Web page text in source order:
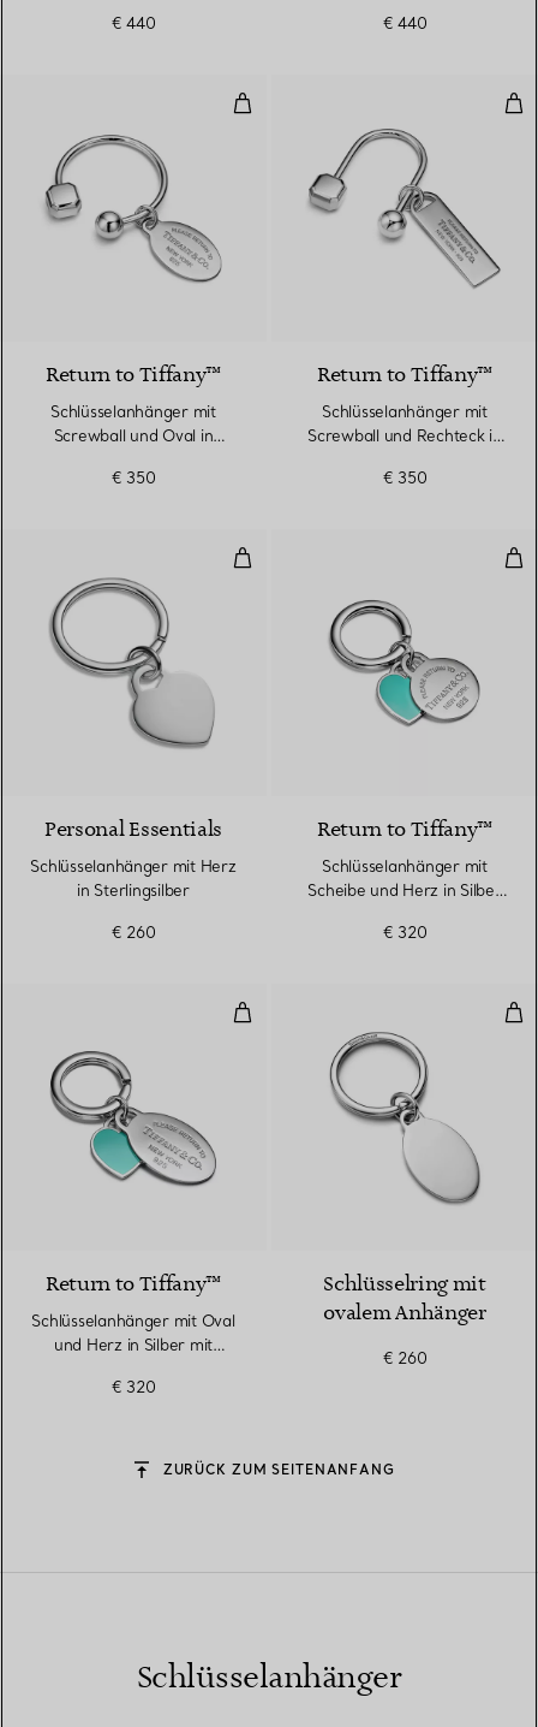
Messing
€ 440
Messing
€ 440
Schlüsselanhänger mit
Return to Tiffany™
Schlüsselanhänger mit
Screwball und Oval in
€ 350
Return to Tiffany™
Schlüsselanhänger mit
Screwball und Rechteck in
€ 350
Schlüsselanhänger mit Herz in
Personal Essentials
Schlüsselanhänger mit Herz
in Sterlingsilber
€ 260
Return to Tiffany™
Schlüsselanhänger mit
Scheibe und Herz in Silber
€ 320
Schlüsselanhänger mit Oval
Return to Tiffany™
Schlüsselanhänger mit Oval
und Herz in Silber mit
€ 320
Schlüsselring mit
ovalem Anhänger
€ 260
ZURÜCK ZUM SEITENANFANG
Schlüsselanhänger